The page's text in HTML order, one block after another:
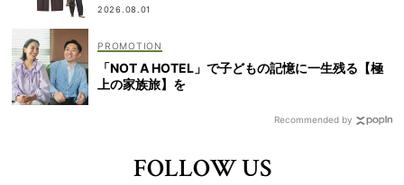
2026.08.01
「NOT A HOTEL」で子どもの記憶に一生残る【極
上の家族旅】を
Recommended by
FOLLOW US